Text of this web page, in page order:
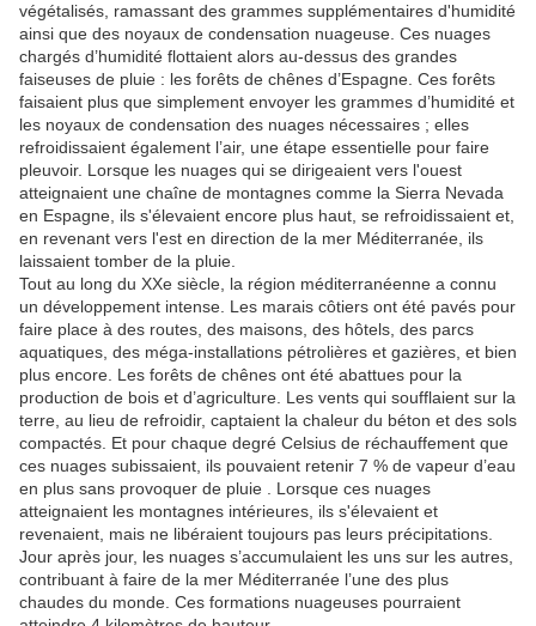
végétalisés, ramassant des grammes supplémentaires d'humidité
ainsi que des noyaux de condensation nuageuse. Ces nuages ​​
chargés d’humidité flottaient alors au-dessus des grandes
faiseuses de pluie : les forêts de chênes d’Espagne. Ces forêts
faisaient plus que simplement envoyer les grammes d’humidité et
les noyaux de condensation des nuages ​​nécessaires ; elles
refroidissaient également l’air, une étape essentielle pour faire
pleuvoir. Lorsque les nuages ​​qui se dirigeaient vers l'ouest
atteignaient une chaîne de montagnes comme la Sierra Nevada
en Espagne, ils s'élevaient encore plus haut, se refroidissaient et,
en revenant vers l'est en direction de la mer Méditerranée, ils
laissaient tomber de la pluie.
Tout au long du XXe siècle, la région méditerranéenne a connu
un développement intense. Les marais côtiers ont été pavés pour
faire place à des routes, des maisons, des hôtels, des parcs
aquatiques, des méga-installations pétrolières et gazières, et bien
plus encore. Les forêts de chênes ont été abattues pour la
production de bois et d’agriculture. Les vents qui soufflaient sur la
terre, au lieu de refroidir, captaient la chaleur du béton et des sols
compactés. Et pour chaque degré Celsius de réchauffement que
ces nuages ​​subissaient, ils pouvaient retenir 7 % de vapeur d’eau
en plus sans provoquer de pluie . Lorsque ces nuages ​​
atteignaient les montagnes intérieures, ils s'élevaient et
revenaient, mais ne libéraient toujours pas leurs précipitations.
Jour après jour, les nuages ​​s’accumulaient les uns sur les autres,
contribuant à faire de la mer Méditerranée l’une des plus
chaudes du monde. Ces formations nuageuses pourraient